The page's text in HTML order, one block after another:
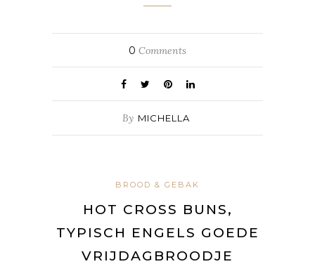
0 Comments
By MICHELLA
BROOD & GEBAK
HOT CROSS BUNS,
TYPISCH ENGELS GOEDE
VRIJDAGBROODJE